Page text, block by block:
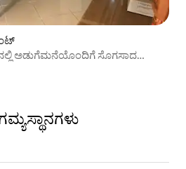
ಅಡುಗೆಮನೆಯೊಂದಿಗೆ ಸೊಗಸಾದ